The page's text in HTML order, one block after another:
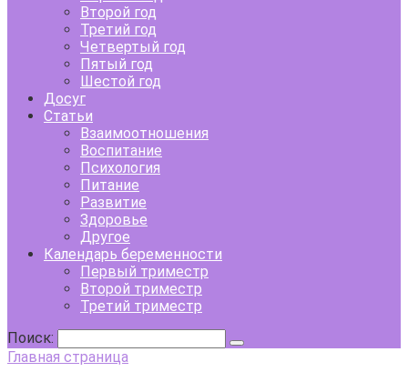
Второй год
Третий год
Четвертый год
Пятый год
Шестой год
Досуг
Статьи
Взаимоотношения
Воспитание
Психология
Питание
Развитие
Здоровье
Другое
Календарь беременности
Первый триместр
Второй триместр
Третий триместр
Поиск:
Главная страница